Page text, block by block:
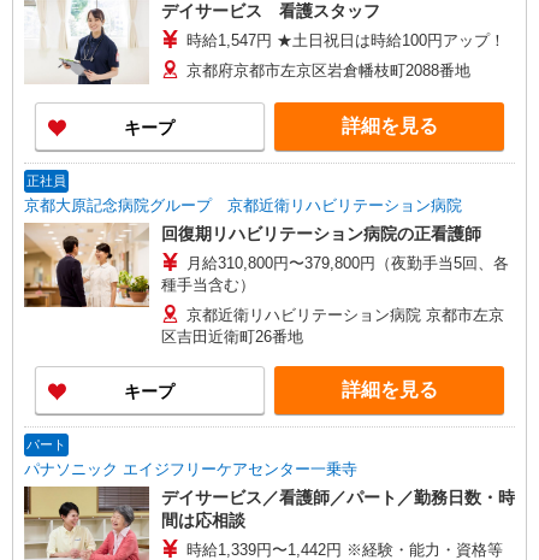
デイサービス 看護スタッフ
時給1,547円 ★土日祝日は時給100円アップ！
京都府京都市左京区岩倉幡枝町2088番地
キープ 詳細を見る
正社員
京都大原記念病院グループ 京都近衛リハビリテーション病院
回復期リハビリテーション病院の正看護師
月給310,800円〜379,800円（夜勤手当5回、各
種手当含む）
京都近衛リハビリテーション病院 京都市左京
区吉田近衛町26番地
キープ 詳細を見る
パート
パナソニック エイジフリーケアセンター一乗寺
デイサービス／看護師／パート／勤務日数・時
間は応相談
時給1,339円〜1,442円 ※経験・能力・資格等